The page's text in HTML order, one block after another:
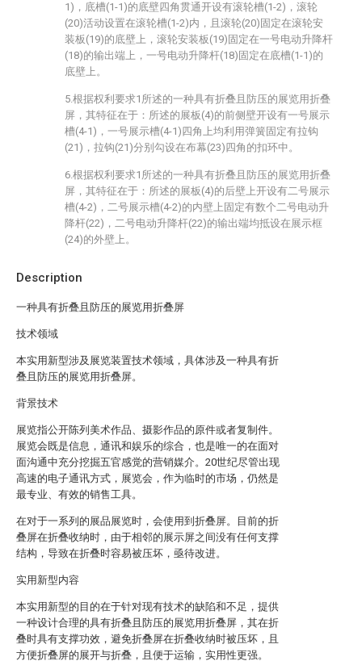
Description
一种具有折叠且防压的展览用折叠屏
技术领域
本实用新型涉及展览装置技术领域，具体涉及一种具有折
叠且防压的展览用折叠屏。
背景技术
展览指公开陈列美术作品、摄影作品的原件或者复制件。
展览会既是信息，通讯和娱乐的综合，也是唯一的在面对
面沟通中充分挖掘五官感觉的营销媒介。20世纪尽管出现
高速的电子通讯方式，展览会，作为临时的市场，仍然是
最专业、有效的销售工具。
在对于一系列的展品展览时，会使用到折叠屏。目前的折
叠屏在折叠收纳时，由于相邻的展示屏之间没有任何支撑
结构，导致在折叠时容易被压坏，亟待改进。
实用新型内容
本实用新型的目的在于针对现有技术的缺陷和不足，提供
一种设计合理的具有折叠且防压的展览用折叠屏，其在折
叠时具有支撑功效，避免折叠屏在折叠收纳时被压坏，且
方便折叠屏的展开与折叠，且便于运输，实用性更强。
1)，底槽(1-1)的底壁四角贯通开设有滚轮槽(1-2)，滚轮
(20)活动设置在滚轮槽(1-2)内，且滚轮(20)固定在滚轮安
装板(19)的底壁上，滚轮安装板(19)固定在一号电动升降杆
(18)的输出端上，一号电动升降杆(18)固定在底槽(1-1)的
底壁上。
5.根据权利要求1所述的一种具有折叠且防压的展览用折叠
屏，其特征在于：所述的展板(4)的前侧壁开设有一号展示
槽(4-1)，一号展示槽(4-1)四角上均利用弹簧固定有拉钩
(21)，拉钩(21)分别勾设在布幕(23)四角的扣环中。
6.根据权利要求1所述的一种具有折叠且防压的展览用折叠
屏，其特征在于：所述的展板(4)的后壁上开设有二号展示
槽(4-2)，二号展示槽(4-2)的内壁上固定有数个二号电动升
降杆(22)，二号电动升降杆(22)的输出端均抵设在展示框
(24)的外壁上。